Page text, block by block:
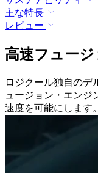
主な特長
レビュー
高速フュー
ロジクール独自のデ
ュージョン・エンジ
速度を可能にします。